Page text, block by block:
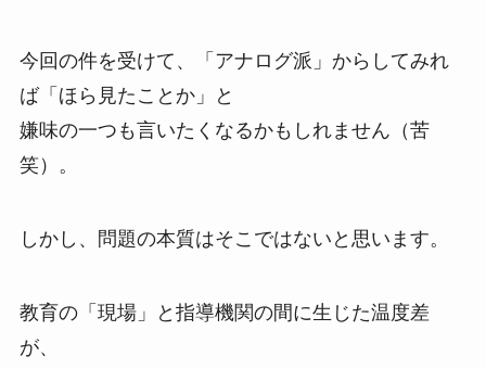
今回の件を受けて、「アナログ派」からしてみれ
ば「ほら見たことか」と
嫌味の一つも言いたくなるかもしれません（苦
笑）。
しかし、問題の本質はそこではないと思います。
教育の「現場」と指導機関の間に生じた温度差
が、